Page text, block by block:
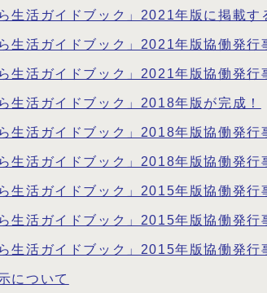
ら生活ガイドブック」2021年版に掲載す
ら生活ガイドブック」2021年版協働発行
ら生活ガイドブック」2021年版協働発行
生活ガイドブック」2018年版が完成！
ら生活ガイドブック」2018年版協働発行
ら生活ガイドブック」2018年版協働発行
ら生活ガイドブック」2015年版協働発行
ら生活ガイドブック」2015年版協働発
ら生活ガイドブック」2015年版協働発行
について